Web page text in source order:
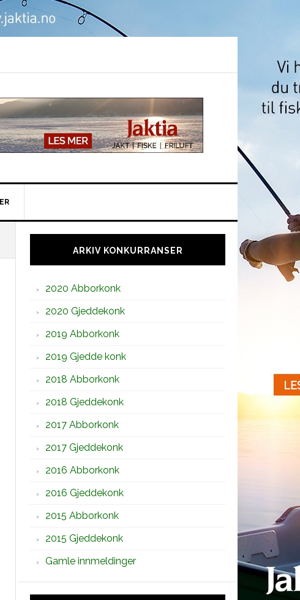
Hoved
sidebarARKIV KONKURRANSER
2020 Abborkonk
2020 Gjeddekonk
2019 Abborkonk
2019 Gjedde konk
2018 Abborkonk
2018 Gjeddekonk
2017 Abborkonk
2017 Gjeddekonk
2016 Abborkonk
2016 Gjeddekonk
2015 Abborkonk
2015 Gjeddekonk
Gamle innmeldinger